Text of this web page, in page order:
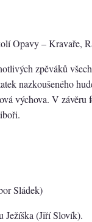
Opavy – Kravaře,
zpěváků
nazkoušeného
výchova. V závěru
Sládek)
Ježíška (Jiří Slovík).